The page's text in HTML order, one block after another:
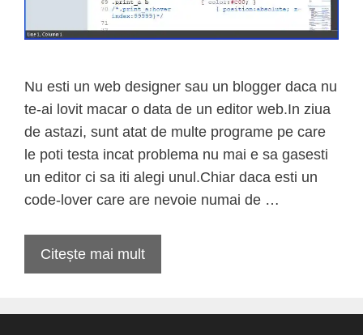
Nu esti un web designer sau un blogger daca nu
te-ai lovit macar o data de un editor web.In ziua
de astazi, sunt atat de multe programe pe care
le poti testa incat problema nu mai e sa gasesti
un editor ci sa iti alegi unul.Chiar daca esti un
code-lover care are nevoie numai de …
Citește mai mult